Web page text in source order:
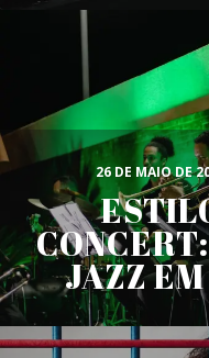
26 DE MAIO DE
JAZZ